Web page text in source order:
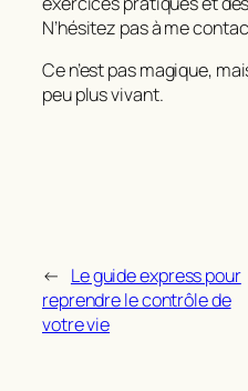
N’hésitez pas à me
Ce n’est pas magique,
peu plus vivant.
← Le guide express pour
reprendre le contrôle de
votre vie